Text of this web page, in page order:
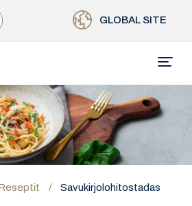
GLOBAL SITE
/ Savukirjolohitostadas